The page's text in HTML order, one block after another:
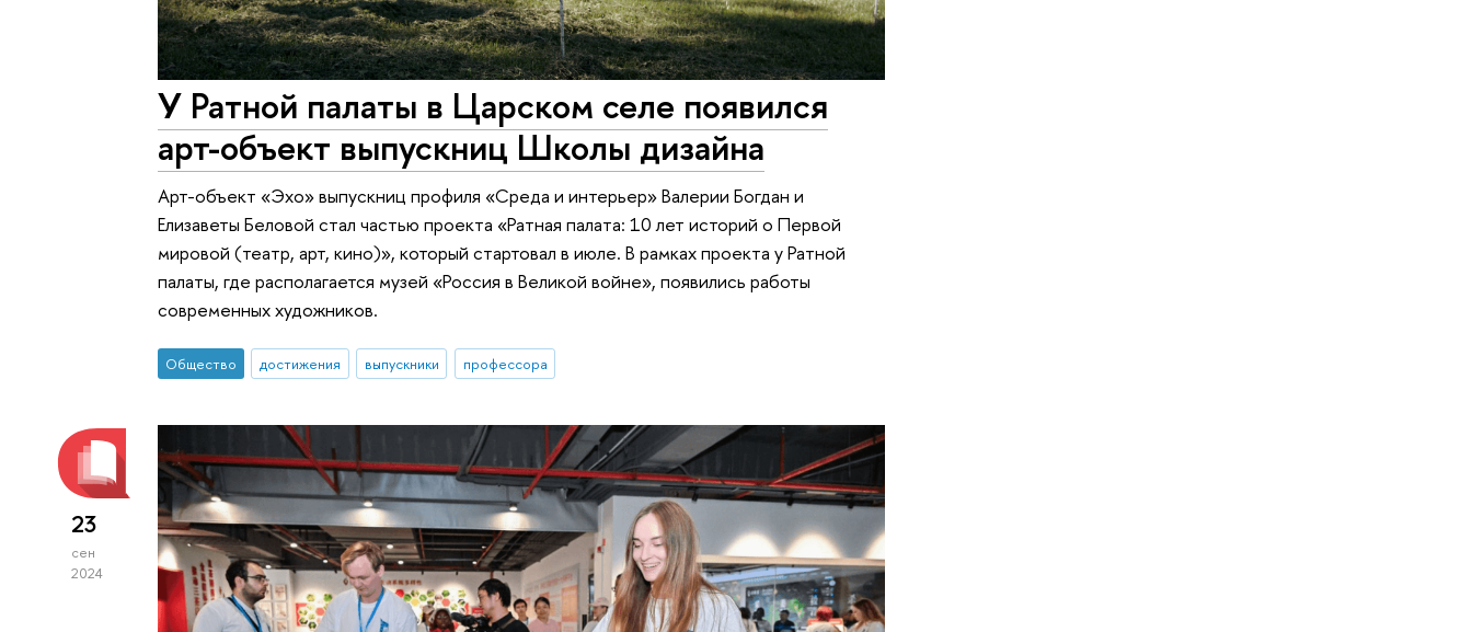
У Ратной палаты в Царском селе появился
арт-объект выпускниц Школы дизайна
Арт-объект «Эхо» выпускниц профиля «Среда и интерьер» Валерии Богдан и
Елизаветы Беловой стал частью проекта «Ратная палата: 10 лет историй о Первой
мировой (театр, арт, кино)», который стартовал в июле. В рамках проекта у Ратной
палаты, где располагается музей «Россия в Великой войне», появились работы
современных художников.
Общество достижения выпускники профессора
23
сен
2024